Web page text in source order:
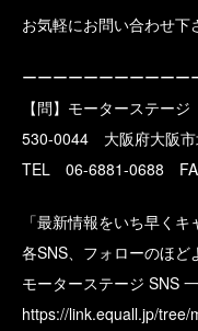
お気軽にお問い合わせ下
ーーーーーーーーーーー
【問】モーターステージ
530-0044 大阪府大阪市
TEL 06-6881-0688
「最新情報をいち早くキ
各SNS、フォローのほど
モーターステージ SNS
https://link.equall.jp/tree/